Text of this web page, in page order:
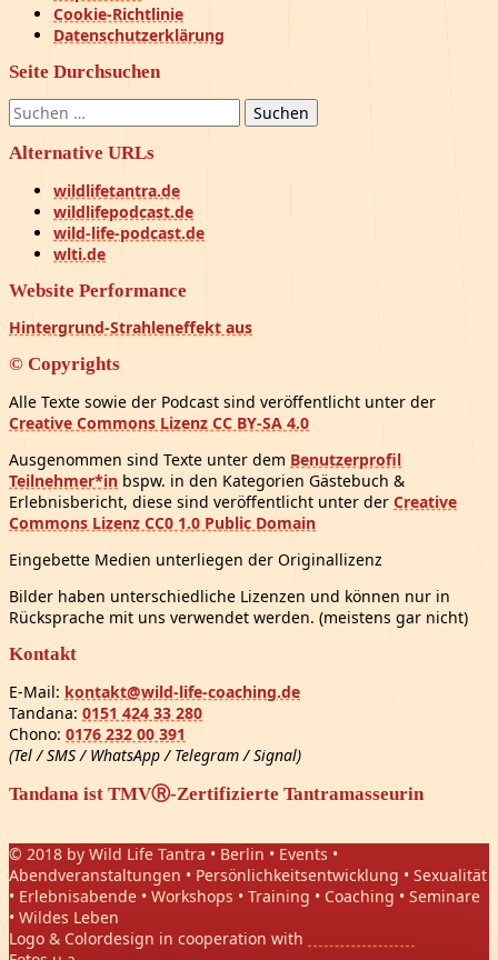
Cookie-Richtlinie
Datenschutzerklärung
Seite Durchsuchen
Suchen
nach:
Alternative URLs
wildlifetantra.de
wildlifepodcast.de
wild-life-podcast.de
wlti.de
Website Performance
Hintergrund-Strahleneffekt aus
© Copyrights
Alle Texte sowie der Podcast sind veröffentlicht unter der
Creative Commons Lizenz CC BY-SA 4.0
Ausgenommen sind Texte unter dem Benutzerprofil
Teilnehmer*in bspw. in den Kategorien Gästebuch &
Erlebnisbericht, diese sind veröffentlicht unter der Creative
Commons Lizenz CC0 1.0 Public Domain
Eingebette Medien unterliegen der Originallizenz
Bilder haben unterschiedliche Lizenzen und können nur in
Rücksprache mit uns verwendet werden. (meistens gar nicht)
Kontakt
E-Mail: kontakt@wild-life-coaching.de
Tandana: 0151 424 33 280
Chono: 0176 232 00 391
(Tel / SMS / WhatsApp / Telegram / Signal)
Tandana ist TMVⓇ-Zertifizierte Tantramasseurin
© 2018 by Wild Life Tantra • Berlin • Events •
Abendveranstaltungen • Persönlichkeitsentwicklung • Sexualität
• Erlebnisabende • Workshops • Training • Coaching • Seminare
• Wildes Leben
Logo & Colordesign in cooperation with